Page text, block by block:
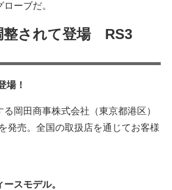
ーブだ。
整されて登場 RS3
場！
岡田商事株式会社（東京都港区）
発売。全国の取扱店を通じてお客様
スモデル。